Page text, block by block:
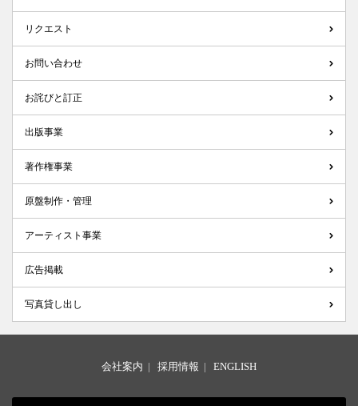
リクエスト
お問い合わせ
お詫びと訂正
出版事業
著作権事業
原盤制作・管理
アーティスト事業
広告掲載
写真貸し出し
会社案内 | 採用情報 | ENGLISH